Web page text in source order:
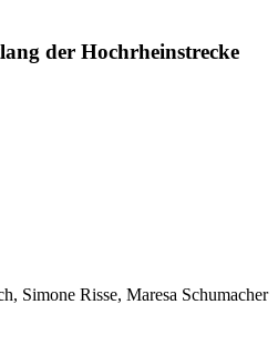
der Hoch­rhein­strecke
Simone Risse, Maresa Schu­macher